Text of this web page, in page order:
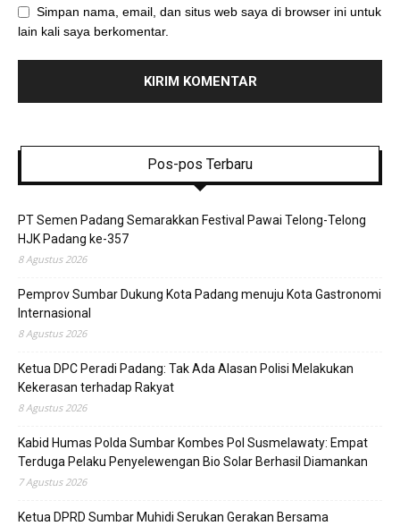
Simpan nama, email, dan situs web saya di browser ini untuk
lain kali saya berkomentar.
Pos-pos Terbaru
PT Semen Padang Semarakkan Festival Pawai Telong-Telong
HJK Padang ke-357
8 Agustus 2026
Pemprov Sumbar Dukung Kota Padang menuju Kota Gastronomi
Internasional
8 Agustus 2026
Ketua DPC Peradi Padang: Tak Ada Alasan Polisi Melakukan
Kekerasan terhadap Rakyat
8 Agustus 2026
Kabid Humas Polda Sumbar Kombes Pol Susmelawaty: Empat
Terduga Pelaku Penyelewengan Bio Solar Berhasil Diamankan
7 Agustus 2026
Ketua DPRD Sumbar Muhidi Serukan Gerakan Bersama